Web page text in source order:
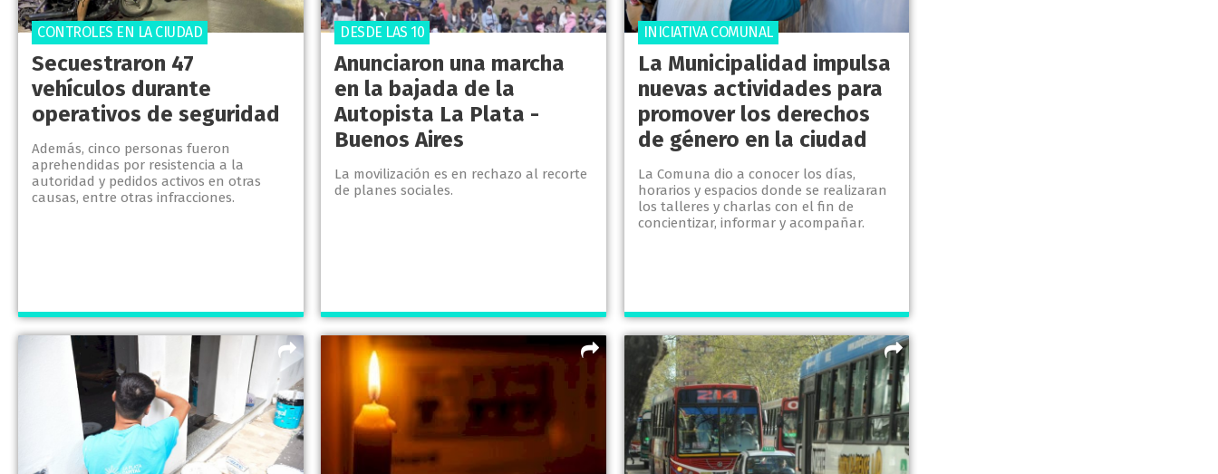
Secuestraron 47
vehículos durante
operativos de seguridad
Además, cinco personas fueron
aprehendidas por resistencia a la
autoridad y pedidos activos en otras
causas, entre otras infracciones.
CONTROLES EN LA CIUDAD
Anunciaron una marcha
en la bajada de la
Autopista La Plata -
Buenos Aires
La movilización es en rechazo al recorte
de planes sociales.
DESDE LAS 10
La Municipalidad impulsa
nuevas actividades para
promover los derechos
de género en la ciudad
La Comuna dio a conocer los días,
horarios y espacios donde se realizaran
los talleres y charlas con el fin de
concientizar, informar y acompañar.
INICIATIVA COMUNAL